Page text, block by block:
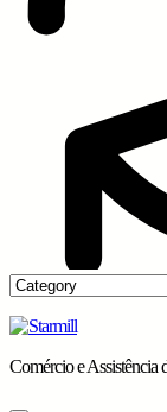
Comércio e Assistência